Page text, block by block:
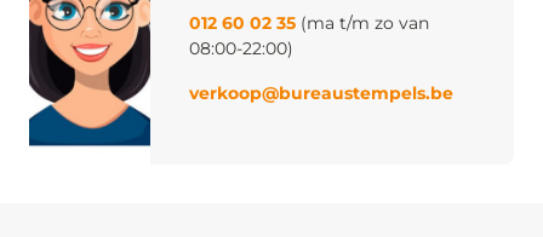
012 60 02 35 (ma t/m zo van
08:00-22:00)
verkoop@bureaustempels.be